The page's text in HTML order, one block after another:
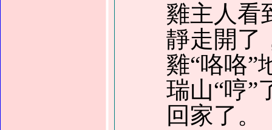
雞主人看
靜走開了
雞“咯咯”
瑞山“哼”
回家了。